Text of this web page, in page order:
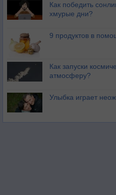
Как победить
хмурые дни?
9 продуктов в
Как запуски
атмосферу?
Улыбка играет